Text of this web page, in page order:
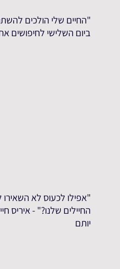
"החיים שלי הולכים
ביום השלישי לחיפושים
"אפילו לכעוס לא השאירו
החיילים שלנו?" - איריס
יותם